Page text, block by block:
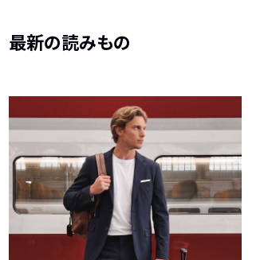
最新の読みもの